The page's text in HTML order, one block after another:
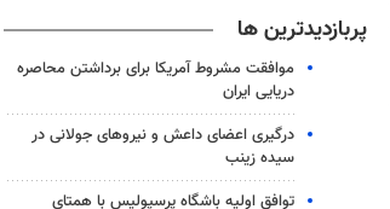
پربازدیدترین ها
موافقت مشروط آمریکا برای برداشتن محاصره
دریایی ایران
درگیری اعضای داعش و نیروهای جولانی در
سیده زینب
توافق اولیه باشگاه پرسپولیس با همتای